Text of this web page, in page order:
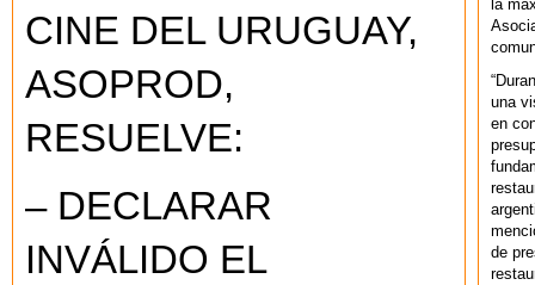
CINE DEL URUGUAY,
ASOPROD,
RESUELVE:
– DECLARAR
INVÁLIDO EL
la
una
en
de